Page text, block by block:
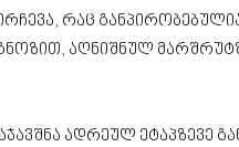
რაც
აღნიშნულ
ადრეულ ეტაპზევე